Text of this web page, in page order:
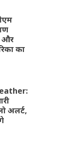
और
का
अलर्ट,